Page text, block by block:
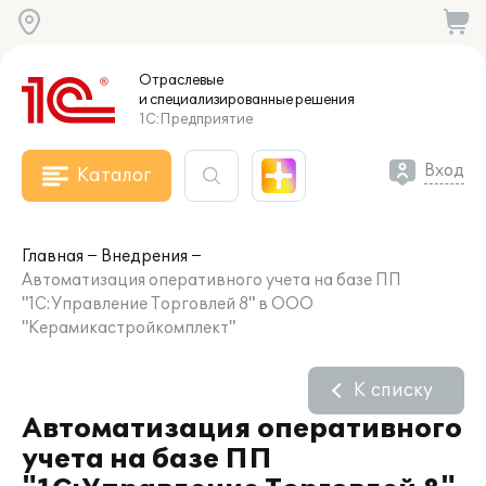
Отраслевые
и специализированныерешения
1С:Предприятие
Каталог Вход
Главная
Внедрения
Автоматизация оперативного учета на базе ПП
"1С:Управление Торговлей 8" в ООО
"Керамикастройкомплект"
Автоматизация оперативного
учета на базе ПП
К списку